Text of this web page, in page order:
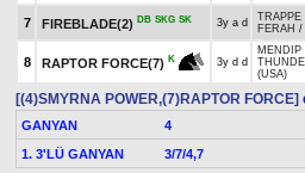
7 FIREBLADE(2) DB SKG SK 3y a d TRAPPE
FERAH /
8 RAPTOR FORCE(7) K 3y d d
MENDIP
(USA)
[(4)SMYRNA POWER,(7)RAPTOR FORCE]
GANYAN 4
1. 3'LÜ GANYAN
3/7/4,7